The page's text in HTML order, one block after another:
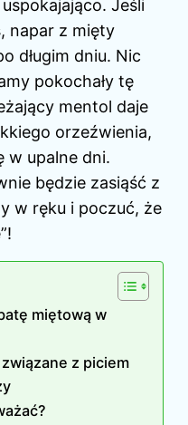
Jeśli
napar z mięty
długim dniu. Nic
pokochały tę
mentol daje
orzeźwienia,
w upalne dni.
będzie zasiąść z
w ręku i poczuć, że
miętową w
z piciem